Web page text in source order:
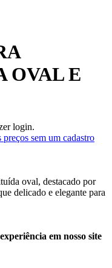
OVAL E
login.
sem um cadastro
oval, destacado por
delicado e elegante para
em nosso site